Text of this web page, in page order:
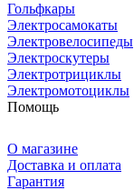
Гольфкары
Электросамокаты
Электровелосипеды
Электроскутеры
Электротрициклы
Электромотоциклы
Помощь
О магазине
Доставка и оплата
Гарантия